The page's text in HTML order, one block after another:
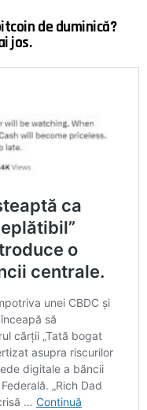
de duminică?
jos.